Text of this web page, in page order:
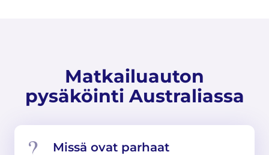
Matkailuauton
pysäköinti Australiassa
Missä ovat parhaat